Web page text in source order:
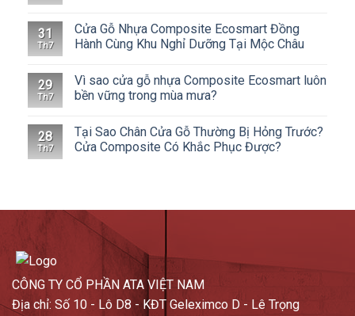
31
Th7
Cửa Gỗ Nhựa Composite Ecosmart Đồng
Hành Cùng Khu Nghỉ Dưỡng Tại Mộc Châu
29
Th7
Vì sao cửa gỗ nhựa Composite Ecosmart luôn
bền vững trong mùa mưa?
28
Th7
Tại Sao Chân Cửa Gỗ Thường Bị Hỏng Trước?
Cửa Composite Có Khắc Phục Được?
CÔNG TY CỔ PHẦN ATA VIỆT NAM
Địa chỉ: Số 10 - Lô D8 - KĐT Geleximco D - Lê Trọng